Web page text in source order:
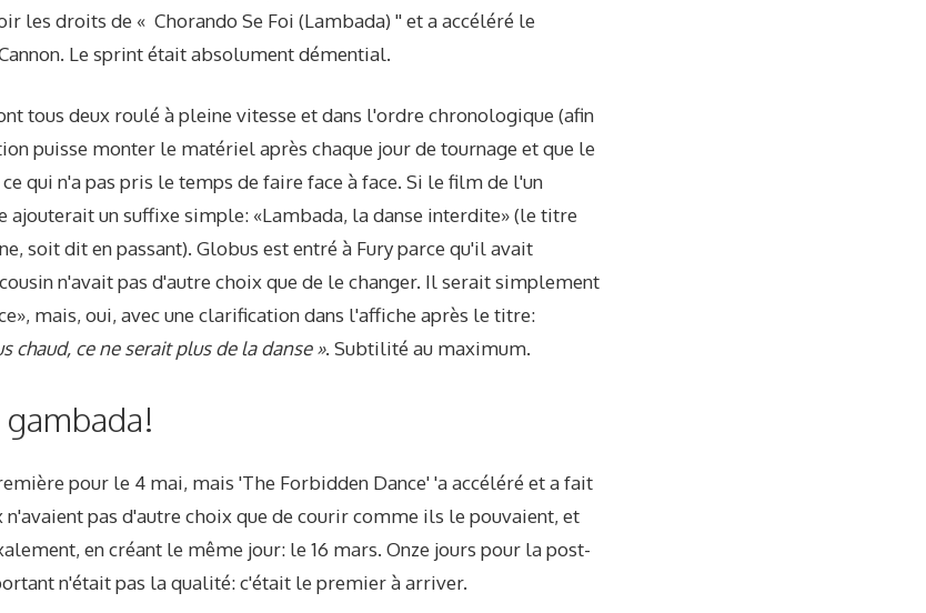
les droits de « Chorando Se Foi (Lambada) '' et a accéléré le
Le sprint était absolument démential.
tous deux roulé à pleine vitesse et dans l'ordre chronologique (afin
puisse monter le matériel après chaque jour de tournage et que le
qui n'a pas pris le temps de faire face à face. Si le film de l'un
ajouterait un suffixe simple: «Lambada, la danse interdite» (le titre
soit dit en passant). Globus est entré à Fury parce qu'il avait
n'avait pas d'autre choix que de le changer. Il serait simplement
mais, oui, avec une clarification dans l'affiche après le titre:
chaud, ce ne serait plus de la danse ». Subtilité au maximum.
pour le 4 mai, mais 'The Forbidden Dance' 'a accéléré et a fait
pas d'autre choix que de courir comme ils le pouvaient, et
en créant le même jour: le 16 mars. Onze jours pour la post-
n'était pas la qualité: c'était le premier à arriver.